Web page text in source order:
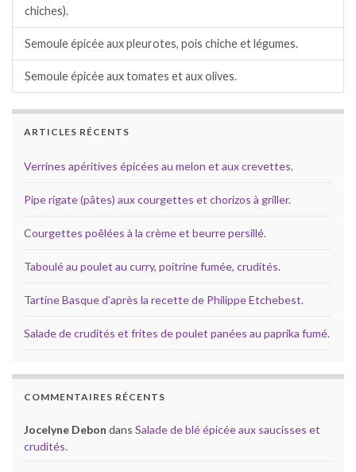
chiches).
Semoule épicée aux pleurotes, pois chiche et légumes.
Semoule épicée aux tomates et aux olives.
ARTICLES RÉCENTS
Verrines apéritives épicées au melon et aux crevettes.
Pipe rigate (pâtes) aux courgettes et chorizos à griller.
Courgettes poêlées à la crème et beurre persillé.
Taboulé au poulet au curry, poitrine fumée, crudités.
Tartine Basque d’après la recette de Philippe Etchebest.
Salade de crudités et frites de poulet panées au paprika fumé.
COMMENTAIRES RÉCENTS
Jocelyne Debon dans Salade de blé épicée aux saucisses et
crudités.